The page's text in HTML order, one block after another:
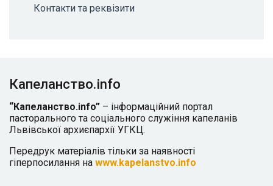
Контакти та реквізити
Капеланство.info
“Капеланство.info” – інформаційний портал
пасторального та соціального служіння капеланів
Львівської архиєпархії УГКЦ.
Передрук матеріалів тільки за наявності
гіперпосилання на www.kapelanstvo.info